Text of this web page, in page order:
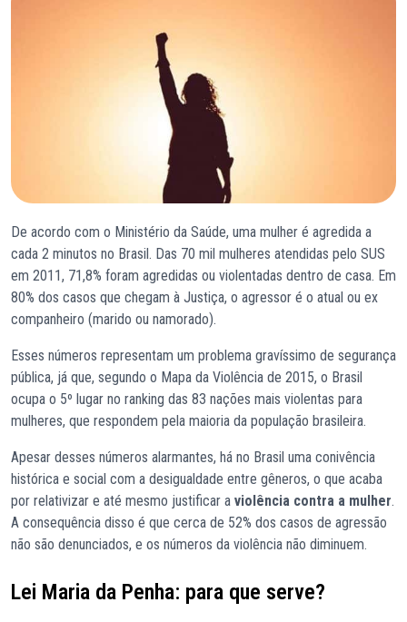
De acordo com o Ministério da Saúde, uma mulher é agredida a
cada 2 minutos no Brasil. Das 70 mil mulheres atendidas pelo SUS
em 2011, 71,8% foram agredidas ou violentadas dentro de casa. Em
80% dos casos que chegam à Justiça, o agressor é o atual ou ex
companheiro (marido ou namorado).
Esses números representam um problema gravíssimo de segurança
pública, já que, segundo o Mapa da Violência de 2015, o Brasil
ocupa o 5º lugar no ranking das 83 nações mais violentas para
mulheres, que respondem pela maioria da população brasileira.
Apesar desses números alarmantes, há no Brasil uma conivência
histórica e social com a desigualdade entre gêneros, o que acaba
por relativizar e até mesmo justificar a violência contra a mulher.
A consequência disso é que cerca de 52% dos casos de agressão
não são denunciados, e os números da violência não diminuem.
Lei Maria da Penha: para que serve?